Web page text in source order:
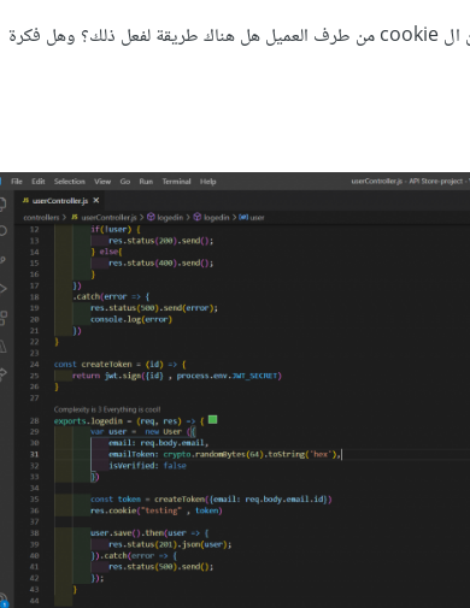
للتو قمت بالبحث و وجدت ان المشكلة ربما انني لا اقوم بتخزين ال cookie من طرف العميل هل هناك طريقة لفعل ذلك؟ وهل فكرة